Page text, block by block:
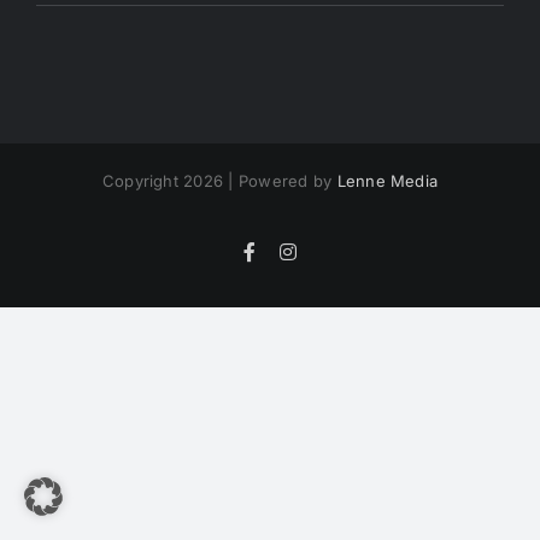
Copyright 2026 | Powered by Lenne Media
FacebookInstagram